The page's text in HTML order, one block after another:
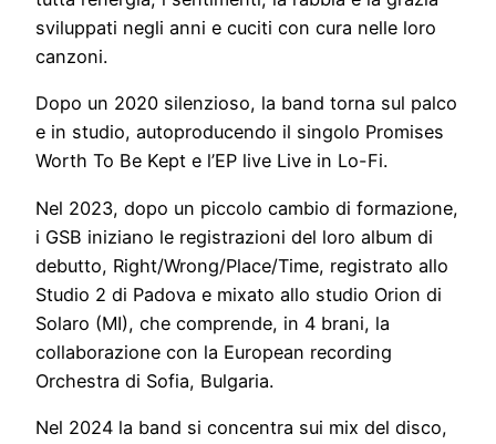
sviluppati negli anni e cuciti con cura nelle loro
canzoni.
Dopo un 2020 silenzioso, la band torna sul palco
e in studio, autoproducendo il singolo Promises
Worth To Be Kept e l’EP live Live in Lo-Fi.
Nel 2023, dopo un piccolo cambio di formazione,
i GSB iniziano le registrazioni del loro album di
debutto, Right/Wrong/Place/Time, registrato allo
Studio 2 di Padova e mixato allo studio Orion di
Solaro (MI), che comprende, in 4 brani, la
collaborazione con la European recording
Orchestra di Sofia, Bulgaria.
Nel 2024 la band si concentra sui mix del disco,